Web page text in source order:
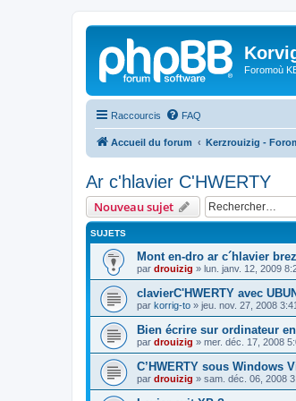
Foromoù
Raccourcis FAQ
Accueil du forum Kerzrouizig -
Ar c'hlavier C'HWERTY
Nouveau sujet
SUJETS
Mont en-dro ar c´hlavier
par drouizig » lun. janv. 12, 2009
clavierC'HWERTY avec
par korrig-to » jeu. nov. 27, 2008
Bien écrire sur ordinateur
par drouizig » mer. déc. 17, 2008
C’HWERTY sous Windows
par drouizig » sam. déc. 06, 2008